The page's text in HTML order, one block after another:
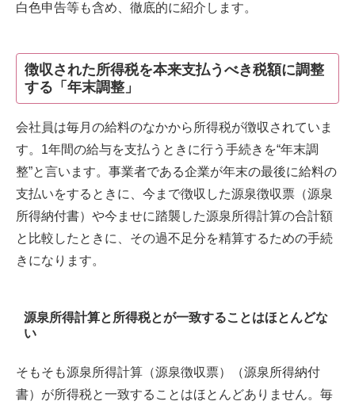
白色申告等も含め、徹底的に紹介します。
徴収された所得税を本来支払うべき税額に調整
する「年末調整」
会社員は毎月の給料のなかから所得税が徴収されていま
す。1年間の給与を支払うときに行う手続きを“年末調
整”と言います。事業者である企業が年末の最後に給料の
支払いをするときに、今まで徴収した源泉徴収票（源泉
所得納付書）や今ませに踏襲した源泉所得計算の合計額
と比較したときに、その過不足分を精算するための手続
きになります。
源泉所得計算と所得税とが一致することはほとんどな
い
そもそも源泉所得計算（源泉徴収票）（源泉所得納付
書）が所得税と一致することはほとんどありません。毎